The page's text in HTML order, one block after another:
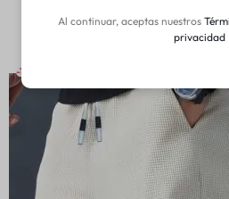
-15%
Al continuar, aceptas nuestros
privacidad